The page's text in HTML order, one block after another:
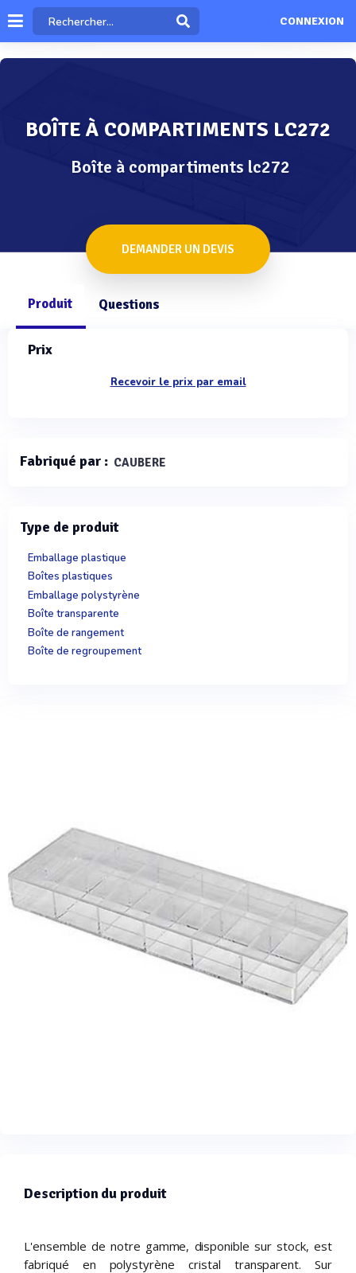
CONNEXION
BOÎTE À COMPARTIMENTS LC272
Boîte à compartiments lc272
DEMANDER UN DEVIS
Produit Questions
Description du produit
L'ensemble de notre gamme, disponible sur stock, est
fabriqué en polystyrène cristal transparent. Sur
Prix
Recevoir le prix par email
Fabriqué par : CAUBERE
Type de produit
Emballage plastique
Boîtes plastiques
Emballage polystyrène
Boîte transparente
Boîte de rangement
Boîte de regroupement